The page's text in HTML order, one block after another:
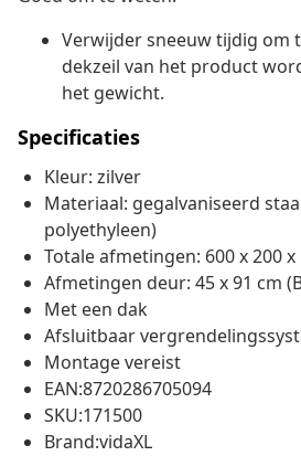
Verwijder sneeuw tijdig om
dekzeil van het product
het gewicht.
Specificaties
Kleur: zilver
Materiaal: gegalvaniseerd
polyethyleen)
Totale afmetingen: 600 x 200 x
Afmetingen deur: 45 x 91 cm
Met een dak
Afsluitbaar
Montage vereist
EAN:8720286705094
SKU:171500
Brand:vidaXL